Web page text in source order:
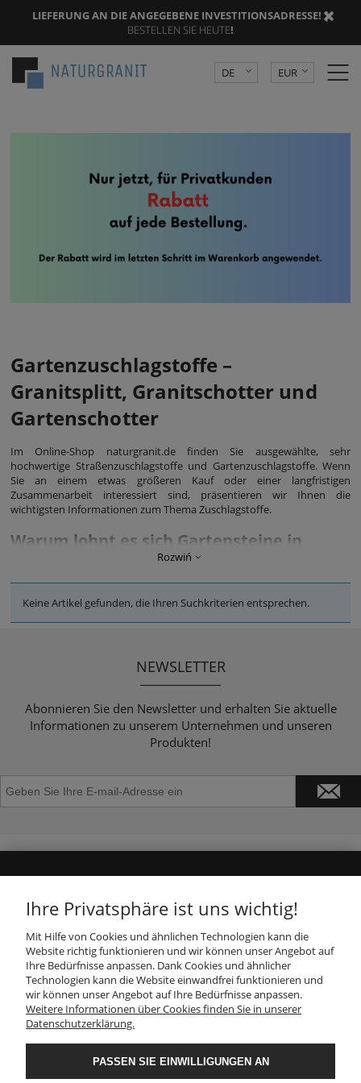
LIEFERUNG AN DIE ANGEGEBENE INVESTITIONSADRESSE! |
BESTELLEN SIE HEUTE!
DE
EUR
Gartenzuschlagstoffe –
Granitsplitt, Granitschotter und
Gartenschotter
Im Online-Shop naturgranit.de finden Sie ausgewählte, sehr
hochwertige Straßenzuschlagstoffe und Gartenzuschlagstoffe. Wenn
Sie an einem etwas größeren Kauf oder einer langfristigen
Zusammenarbeit interessiert sind, präsentieren wir Ihnen die
wichtigsten Informationen zum Thema Zuschlagstoffe.
Warum lohnt es sich Gartensteine in
unserem Online-Shop auszuwählen?
von Räumen rund um Wohn- und Gewerbeimmobilien und
Institutionen bestimmt sind. Die Verwaltung von Grünflächen im
Gartenzuschlagstoff erfordert. Darüber hinaus ist Straßenschotter ein
Infrastrukturprojekten eine gute Figur macht.
Rozwiń
Keine Artikel gefunden, die Ihren Suchkriterien entsprechen.
NEWSLETTER
Abonnieren Sie den Newsletter und erhalten Sie aktuelle
Informationen zu unserem Unternehmen und unseren
Produkten!
INFORMATION
KUNDENDIENST
FOLGEN SIE UNS
Ihre Privatsphäre ist uns wichtig!
Mit Hilfe von Cookies und ähnlichen Technologien kann die
Website richtig funktionieren und wir können unser Angebot auf
Ihre Bedürfnisse anpassen. Dank Cookies und ähnlicher
Technologien kann die Website einwandfrei funktionieren und
wir können unser Angebot auf Ihre Bedürfnisse anpassen.
Weitere Informationen über Cookies finden Sie in unserer
Datenschutzerklärung.
PASSEN SIE EINWILLIGUNGEN AN
Haben Sie eine
Frage? Hinterlassen
Sie Ihre Nummer, wir
rufen Sie in28
Sekunden zurück!